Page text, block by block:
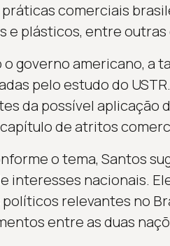
comerciais
e plásticos, entre
o governo americano, a
pelo estudo do
da possível aplicação
de atritos
o tema, Santos
interesses nacionais.
relevantes no
entre as duas